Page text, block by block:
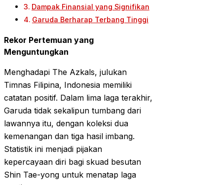
Dampak Finansial yang Signifikan
Garuda Berharap Terbang Tinggi
Rekor Pertemuan yang
Menguntungkan
Menghadapi The Azkals, julukan
Timnas Filipina, Indonesia memiliki
catatan positif. Dalam lima laga terakhir,
Garuda tidak sekalipun tumbang dari
lawannya itu, dengan koleksi dua
kemenangan dan tiga hasil imbang.
Statistik ini menjadi pijakan
kepercayaan diri bagi skuad besutan
Shin Tae-yong untuk menatap laga